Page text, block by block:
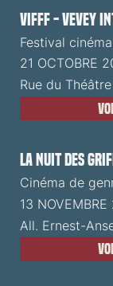
VIFFF - Vevey
Festival cinéma
21 OCTOBRE
Rue du
La Nuit des
Cinéma de
13
All. Ernest-